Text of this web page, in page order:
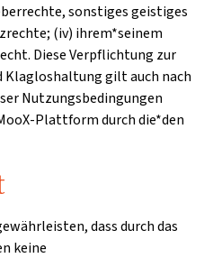
sonstiges geistiges
(iv) ihrem*seinem
Diese Verpflichtung zur
Klagloshaltung gilt auch nach
Nutzungsbedingungen
Plattform durch die*den
dass durch das
keine